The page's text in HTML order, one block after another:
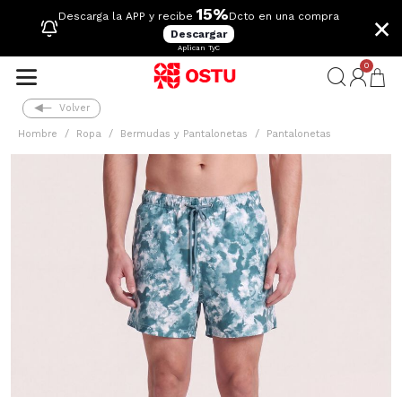
Descarga la APP y recibe 15%Dcto en una compra
Descargar
Aplican TyC
×
0
Volver
Hombre Ropa Bermudas y Pantalonetas Pantalonetas